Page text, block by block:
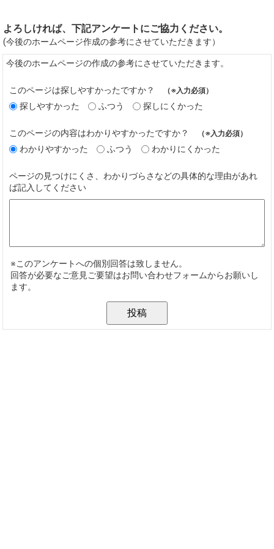
よろしければ、下記アンケートにご協力ください。
(今後のホームページ作成の参考にさせていただきます）
今後のホームページの作成の参考にさせていただきます。
このページは探しやすかったですか？ （※入力必須）
探しやすかった ふつう 探しにくかった
このページの内容はわかりやすかったですか？ （※入力必須）
わかりやすかった ふつう わかりにくかった
ページの見つけにくさ、わかりづらさなどの具体的な理由があれ
ば記入してください
※このアンケートへの個別回答は致しません。
回答が必要なご意見ご要望はお問い合わせフォームからお願いし
ます。